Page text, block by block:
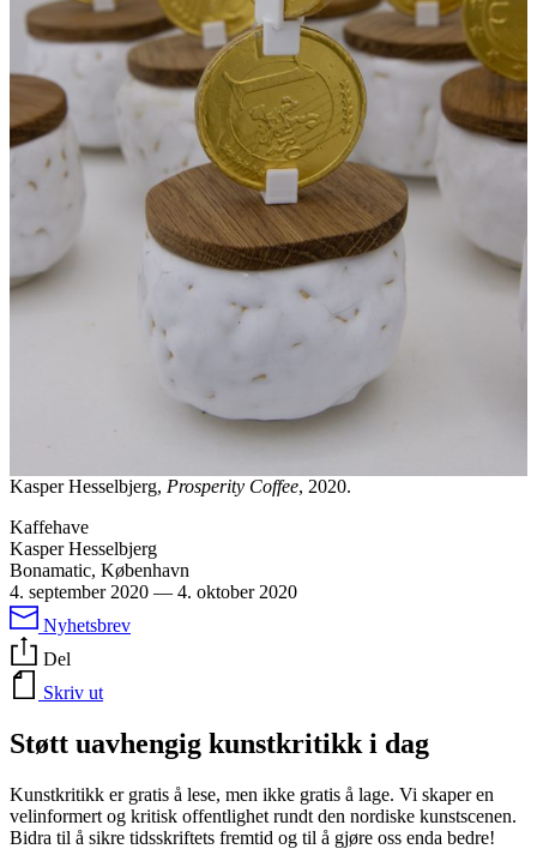
Kasper Hesselbjerg, Prosperity Coffee, 2020.
Kaffehave
Kasper Hesselbjerg
Bonamatic, København
4. september 2020 — 4. oktober 2020
Nyhetsbrev
Del
Skriv ut
Støtt uavhengig kunstkritikk i dag
Kunstkritikk er gratis å lese, men ikke gratis å lage. Vi skaper en
velinformert og kritisk offentlighet rundt den nordiske kunstscenen.
Bidra til å sikre tidsskriftets fremtid og til å gjøre oss enda bedre!